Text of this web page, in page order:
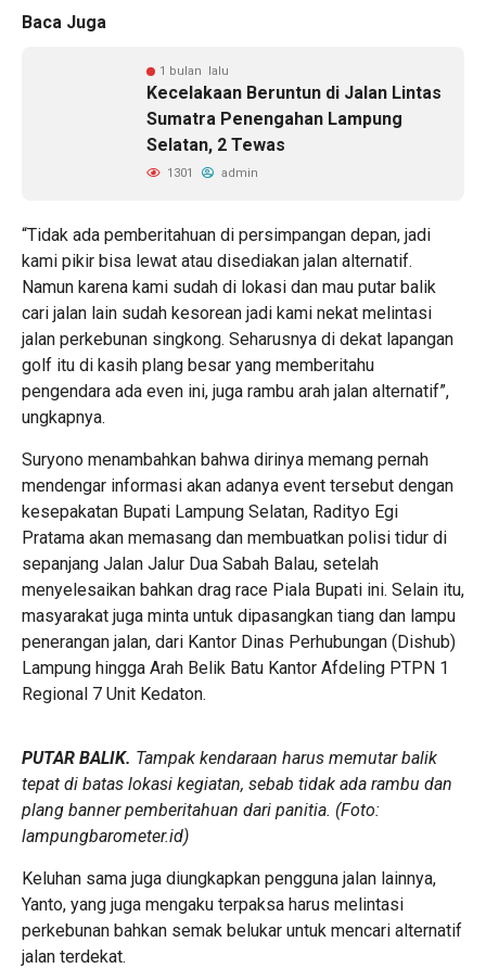
Baca Juga
1 bulan lalu
Kecelakaan Beruntun di Jalan Lintas
Sumatra Penengahan Lampung
Selatan, 2 Tewas
1301 admin
“Tidak ada pemberitahuan di persimpangan depan, jadi
kami pikir bisa lewat atau disediakan jalan alternatif.
Namun karena kami sudah di lokasi dan mau putar balik
cari jalan lain sudah kesorean jadi kami nekat melintasi
jalan perkebunan singkong. Seharusnya di dekat lapangan
golf itu di kasih plang besar yang memberitahu
pengendara ada even ini, juga rambu arah jalan alternatif”,
ungkapnya.
Suryono menambahkan bahwa dirinya memang pernah
mendengar informasi akan adanya event tersebut dengan
kesepakatan Bupati Lampung Selatan, Radityo Egi
Pratama akan memasang dan membuatkan polisi tidur di
sepanjang Jalan Jalur Dua Sabah Balau, setelah
menyelesaikan bahkan drag race Piala Bupati ini. Selain itu,
masyarakat juga minta untuk dipasangkan tiang dan lampu
penerangan jalan, dari Kantor Dinas Perhubungan (Dishub)
Lampung hingga Arah Belik Batu Kantor Afdeling PTPN 1
Regional 7 Unit Kedaton.
PUTAR BALIK. Tampak kendaraan harus memutar balik
tepat di batas lokasi kegiatan, sebab tidak ada rambu dan
plang banner pemberitahuan dari panitia. (Foto:
lampungbarometer.id)
Keluhan sama juga diungkapkan pengguna jalan lainnya,
Yanto, yang juga mengaku terpaksa harus melintasi
perkebunan bahkan semak belukar untuk mencari alternatif
jalan terdekat.